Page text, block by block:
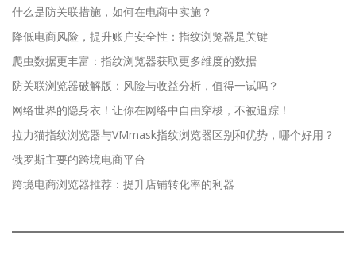
什么是防关联措施，如何在电商中实施？
降低电商风险，提升账户安全性：指纹浏览器是关键
爬虫数据更丰富：指纹浏览器获取更多维度的数据
防关联浏览器破解版：风险与收益分析，值得一试吗？
网络世界的隐身衣！让你在网络中自由穿梭，不被追踪！
拉力猫指纹浏览器与VMmask指纹浏览器区别和优势，哪个好用？
俄罗斯主要的跨境电商平台
跨境电商浏览器推荐：提升店铺转化率的利器